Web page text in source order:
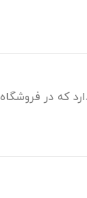
که در